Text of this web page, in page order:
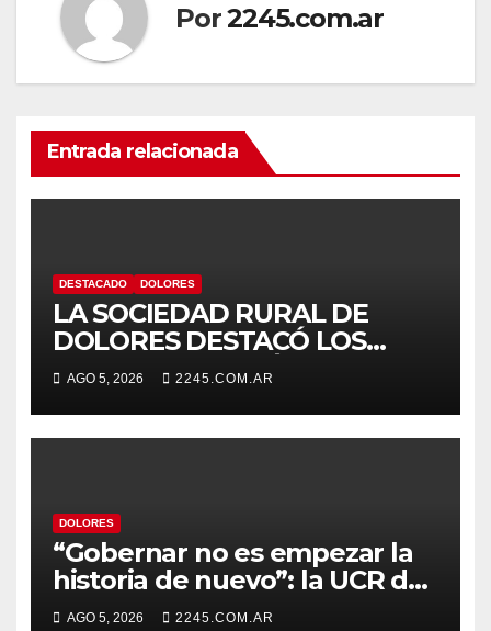
Por2245.com.ar
Entrada relacionada
DESTACADO DOLORES
LA SOCIEDAD RURAL DE
DOLORES DESTACÓ LOS
TRABAJOS HIDRÁULICOS
REALIZADOS EN EL CANAL 1
AGO 5, 2026 2245.COM.AR
DOLORES
“Gobernar no es empezar la
historia de nuevo”: la UCR de
Dolores rechazó el cambio de
AGO 5, 2026 2245.COM.AR